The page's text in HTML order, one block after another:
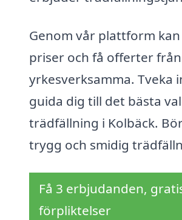
Genom vår plattform
priser och få offerter
yrkesverksamma. Tveka
guida dig till det bästa
trädfällning i Kolbäck.
trygg och smidig
Få 3 erbjudanden,
förpliktelser